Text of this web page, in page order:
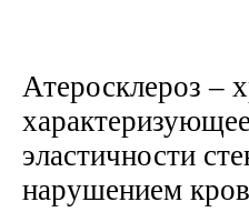
Атеросклероз –
эластичности
нарушением